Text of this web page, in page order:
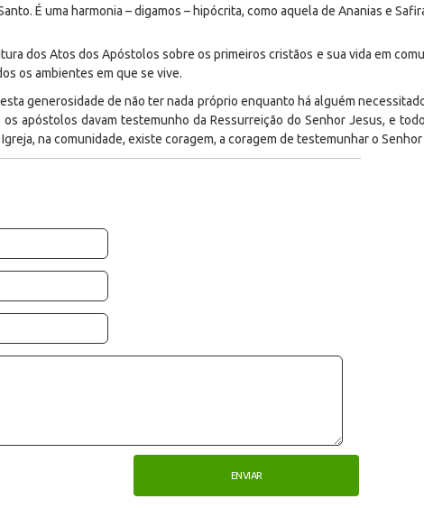
É uma harmonia – digamos – hipócrita, como aquela de Ananias e
dos Atos dos Apóstolos sobre os primeiros cristãos e sua vida em
os ambientes em que se vive.
generosidade de não ter nada próprio enquanto há alguém
os apóstolos davam testemunho da Ressurreição do Senhor Jesus, e
na comunidade, existe coragem, a coragem de testemunhar o Senhor